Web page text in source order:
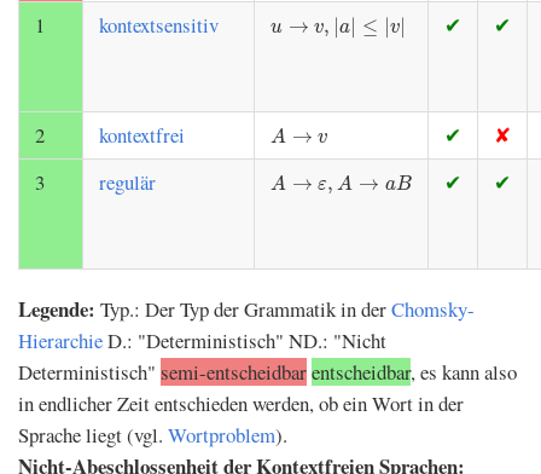
1 kontextsensitiv u → v, |a ≤ v|
u→ v |a ≤|v ✔ ✔
2 kontextfrei A → v
A v ✔
✘
3
regulär A → ε, A → aB
A ε ,A → B ✔ ✔
Legende: Typ.: Der Typ der Grammatik in derChomsky-
HierarchieD.: "Deterministisch" ND.: "Nicht
Deterministisch" semi-entscheidbarentscheidbar, es kann also
in endlicher Zeit entschieden werden, ob ein Wort in der
Sprache liegt (vgl. Wortproblem).
Nicht-Abeschlossenheit der Kontextfreien Sprachen: